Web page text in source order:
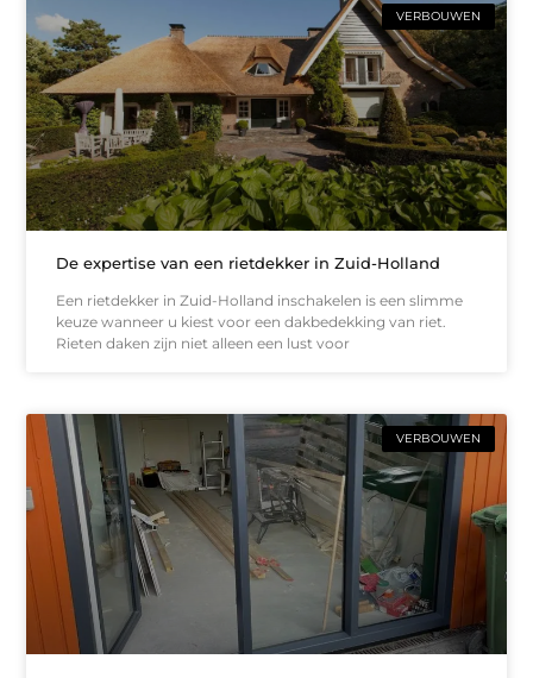
VERBOUWEN
De expertise van een rietdekker in Zuid-Holland
Een rietdekker in Zuid-Holland inschakelen is een slimme
keuze wanneer u kiest voor een dakbedekking van riet.
Rieten daken zijn niet alleen een lust voor
VERBOUWEN